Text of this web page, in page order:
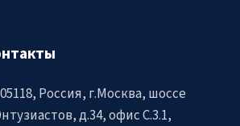
Россия, г.Москва, шоссе
д.34, офис C.3.1,